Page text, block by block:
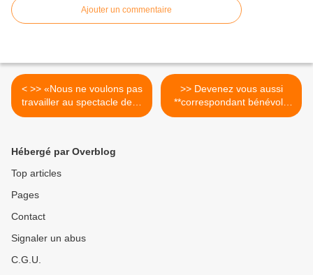
Ajouter un commentaire
< >> «Nous ne voulons pas
travailler au spectacle de la
fin du monde, mais à la fin
>> Devenez vous aussi
**correspondant bénévole
de l’Humanité.fr dans votre
Hébergé par Overblog
Top articles
Pages
Contact
Signaler un abus
C.G.U.